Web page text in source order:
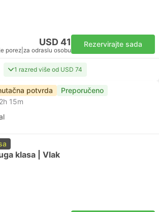
USD 41
porez za odraslu osobu
Rezervirajte sada
1 razred više od USD 74
potvrda Preporučeno
2h 15m
klasa | Vlak